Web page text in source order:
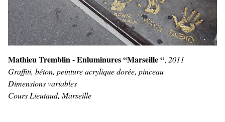
Mathieu Tremblin - Enluminures “Marseille “, 2011
Graffiti, béton, peinture acrylique dorée, pinceau
Dimensions variables
Cours Lieutaud, Marseille